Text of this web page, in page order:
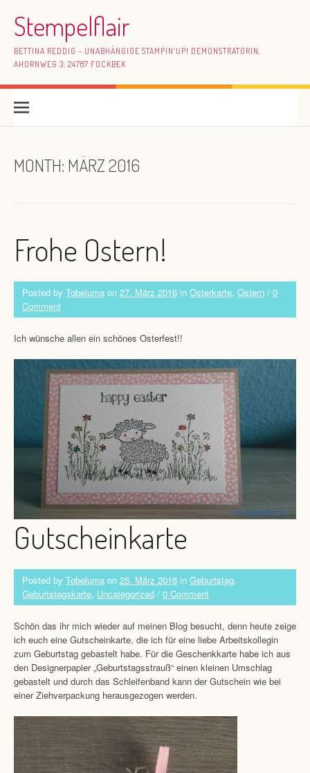
Stempelflair
BETTINA REDDIG – UNABHÄNGIGE STAMPIN`UP! DEMONSTRATORIN,
AHORNWEG 3, 24787 FOCKBEK
MONTH: MÄRZ 2016
Frohe Ostern!
Posted by Tobeluma on 27. März 2016 in Osterkarte, Ostern / 0
Comment
Ich wünsche allen ein schönes Osterfest!!
Gutscheinkarte
Posted by Tobeluma on 25. März 2016 in Geburtstag,
Geburtstagskarte, Uncategorized / 0 Comment
Schön das ihr mich wieder auf meinen Blog besucht, denn heute zeige
ich euch eine Gutscheinkarte, die ich für eine liebe Arbeitskollegin
zum Geburtstag gebastelt habe. Für die Geschenkkarte habe ich aus
den Designerpapier „Geburtstagsstrauß“ einen kleinen Umschlag
gebastelt und durch das Schleifenband kann der Gutschein wie bei
einer Ziehverpackung herausgezogen werden.